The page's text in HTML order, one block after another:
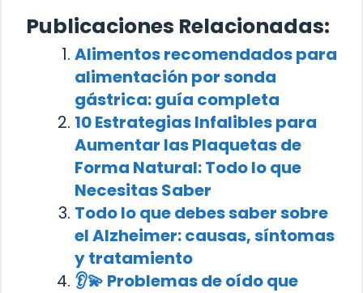
Publicaciones Relacionadas:
Alimentos recomendados para
alimentación por sonda
gástrica: guía completa
10 Estrategias Infalibles para
Aumentar las Plaquetas de
Forma Natural: Todo lo que
Necesitas Saber
Todo lo que debes saber sobre
el Alzheimer: causas, síntomas
y tratamiento
👂💫 Problemas de oído que